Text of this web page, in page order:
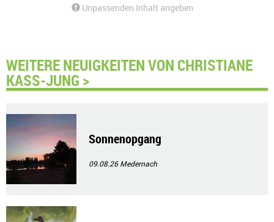
Unpassenden Inhalt angeben
WEITERE NEUIGKEITEN VON CHRISTIANE
KASS-JUNG >
Sonnenopgang
09.08.26Medernach